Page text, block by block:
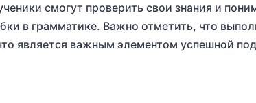
смогут проверить свои знания и
в грамматике. Важно отметить, что
является важным элементом успешной